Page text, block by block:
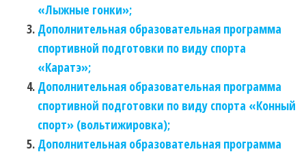
«Лыжные гонки»;
Дополнительная образовательная программа
спортивной подготовки по виду спорта
«Каратэ»;
Дополнительная образовательная программа
спортивной подготовки по виду спорта «Конный
спорт» (вольтижировка);
Дополнительная образовательная программа